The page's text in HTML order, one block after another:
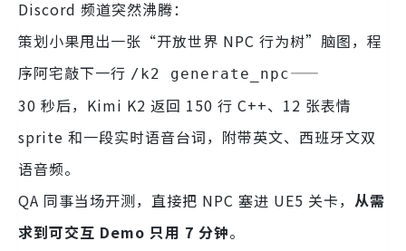
Discord 频道突然沸腾：
策划小果甩出一张“开放世界 NPC 行为树”脑图，程
序阿宅敲下一行 /k2 generate_npc——
30 秒后，Kimi K2 返回 150 行 C++、12 张表情
sprite 和一段实时语音台词，附带英文、西班牙文双
语音频。
QA 同事当场开测，直接把 NPC 塞进 UE5 关卡， 从需
求到可交互 Demo 只用 7 分钟。